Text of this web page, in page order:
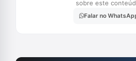
sobre este
Falar no